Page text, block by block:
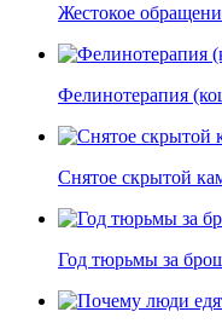
Жестокое
Фелинотерапия
Снятое скрытой
Год тюрьмы за